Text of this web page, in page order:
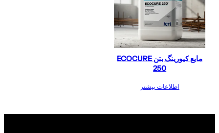
مایع کیورینگ بتن ECOCURE
250
اطلاعات بیشتر